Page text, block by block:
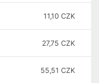
11,10 CZK
27,75 CZK
55,51 CZK